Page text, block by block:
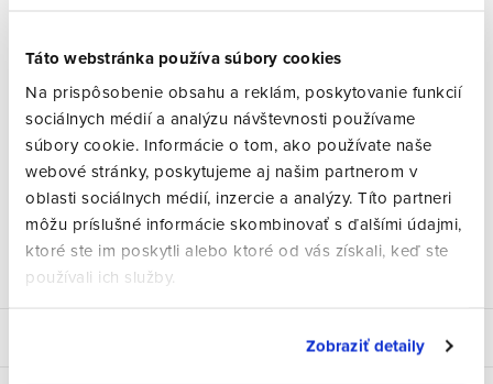
Táto webstránka používa súbory cookies
Na prispôsobenie obsahu a reklám, poskytovanie funkcií
sociálnych médií a analýzu návštevnosti používame
súbory cookie. Informácie o tom, ako používate naše
webové stránky, poskytujeme aj našim partnerom v
oblasti sociálnych médií, inzercie a analýzy. Títo partneri
môžu príslušné informácie skombinovať s ďalšími údajmi,
ktoré ste im poskytli alebo ktoré od vás získali, keď ste
používali ich služby.
Zobraziť detaily
€69,90/ ks
Jednotková
cena:
€69,90 / 1 ks
PRIDAŤ DO KOŠÍKA
Značka:Oakley Kód: 10705
Opýtať sa
Strážiť Zdieľať